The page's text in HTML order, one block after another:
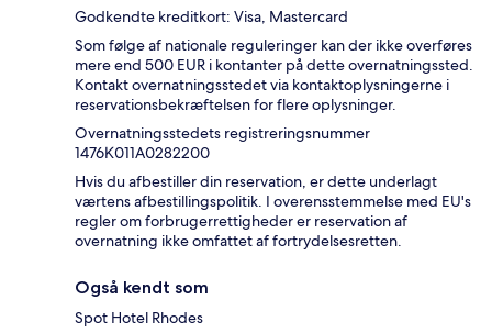
Godkendte kreditkort: Visa, Mastercard
Som følge af nationale reguleringer kan der ikke overføres
mere end 500 EUR i kontanter på dette overnatningssted.
Kontakt overnatningsstedet via kontaktoplysningerne i
reservationsbekræftelsen for flere oplysninger.
Overnatningsstedets registreringsnummer
1476Κ011A0282200
Hvis du afbestiller din reservation, er dette underlagt
værtens afbestillingspolitik. I overensstemmelse med EU's
regler om forbrugerrettigheder er reservation af
overnatning ikke omfattet af fortrydelsesretten.
Også kendt som
Spot Hotel Rhodes